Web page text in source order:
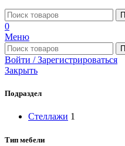
0
Меню
Войти / Зарегистрироваться
Закрыть
Подраздел
Стеллажи 1
Тип мебели